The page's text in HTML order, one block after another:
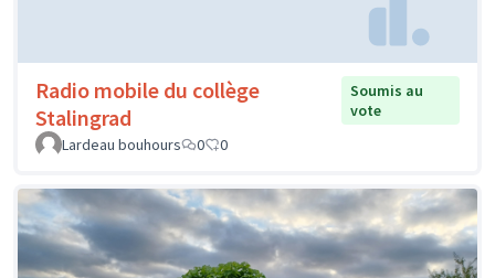
Radio mobile du collège
Stalingrad
Soumis au
vote
Lardeau bouhours
0 0